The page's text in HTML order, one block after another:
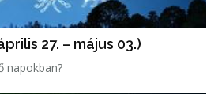
27. – május 03.)
napokban?